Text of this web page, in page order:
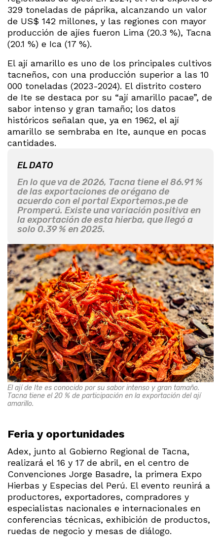
329 toneladas de páprika, alcanzando un valor
de US$ 142 millones, y las regiones con mayor
producción de ajíes fueron Lima (20.3 %), Tacna
(20.1 %) e Ica (17 %).
El ají amarillo es uno de los principales cultivos
tacneños, con una producción superior a las 10
000 toneladas (2023-2024). El distrito costero
de Ite se destaca por su “ají amarillo pacae”, de
sabor intenso y gran tamaño; los datos
históricos señalan que, ya en 1962, el ají
amarillo se sembraba en Ite, aunque en pocas
cantidades.
EL DATO
En lo que va de 2026, Tacna tiene el 86.91 %
de las exportaciones de orégano de
acuerdo con el portal Exportemos.pe de
Promperú. Existe una variación positiva en
la exportación de esta hierba, que llegó a
solo 0.39 % en 2025.
El ají de Ite es conocido por su sabor intenso y gran tamaño.
Tacna tiene el 20 % de participación en la exportación del ají
amarillo.
Feria y oportunidades
Adex, junto al Gobierno Regional de Tacna,
realizará el 16 y 17 de abril, en el centro de
Convenciones Jorge Basadre, la primera Expo
Hierbas y Especias del Perú. El evento reunirá a
productores, exportadores, compradores y
especialistas nacionales e internacionales en
conferencias técnicas, exhibición de productos,
ruedas de negocio y mesas de diálogo.